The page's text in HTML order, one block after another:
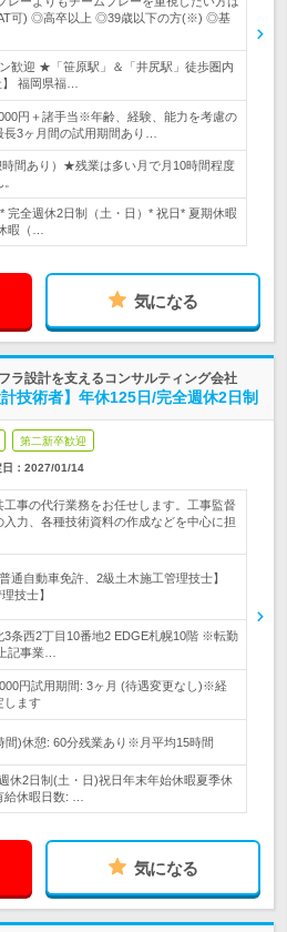
可) ◎高卒以上 ◎39歳以下の方(※) ◎基
歓迎 ★「笹原駅」＆「井尻駅」徒歩圏内
福岡県福…
円＋諸手当※年齢、経験、能力を考慮の
長3ヶ月間の試用期間あり…
間あり）★残業は多い月で月10時間程度
完全週休2日制（土・日）* 祝日* 夏期休暇
暇（…
気になる
ラ設計を支えるコンサルティング会社
技術者】年休125日/完全週休2日制
第二新卒歓迎
： 2027/01/14
事の代行業務をお任せします。工事監督
力、各種技術資料の作成などを中心に担
自動車免許、2級土木施工管理技士】
技士】
3条西2丁目10番地2 EDGE札幌10階 ※転勤
記事業…
円試用期間: 3ヶ月 (待遇変更なし)※経
します
間)休憩: 60分残業あり※月平均15時間
休2日制(土・日)祝日年末年始休暇夏季休
休暇日数: …
気になる